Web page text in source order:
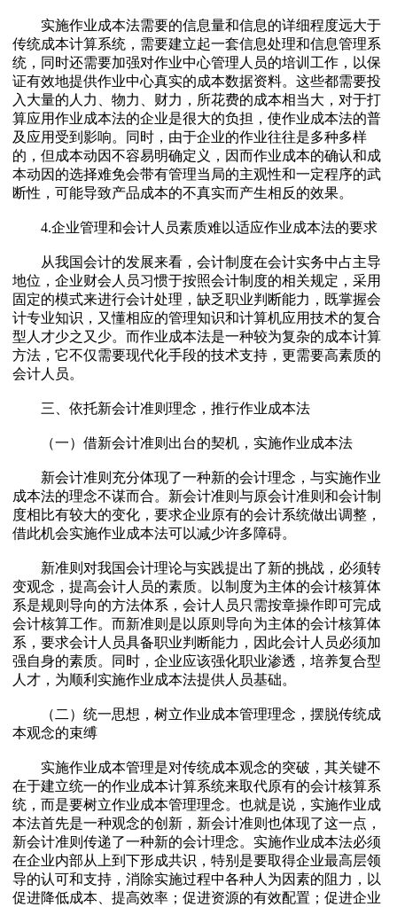
实施作业成本法需要的信息量和信息的详细程度远大于
传统成本计算系统，需要建立起一套信息处理和信息管理系
统，同时还需要加强对作业中心管理人员的培训工作，以保
证有效地提供作业中心真实的成本数据资料。这些都需要投
入大量的人力、物力、财力，所花费的成本相当大，对于打
算应用作业成本法的企业是很大的负担，使作业成本法的普
及应用受到影响。同时，由于企业的作业往往是多种多样
的，但成本动因不容易明确定义，因而作业成本的确认和成
本动因的选择难免会带有管理当局的主观性和一定程序的武
断性，可能导致产品成本的不真实而产生相反的效果。
4.企业管理和会计人员素质难以适应作业成本法的要求
从我国会计的发展来看，会计制度在会计实务中占主导
地位，企业财会人员习惯于按照会计制度的相关规定，采用
固定的模式来进行会计处理，缺乏职业判断能力，既掌握会
计专业知识，又懂相应的管理知识和计算机应用技术的复合
型人才少之又少。而作业成本法是一种较为复杂的成本计算
方法，它不仅需要现代化手段的技术支持，更需要高素质的
会计人员。
三、依托新会计准则理念，推行作业成本法
（一）借新会计准则出台的契机，实施作业成本法
新会计准则充分体现了一种新的会计理念，与实施作业
成本法的理念不谋而合。新会计准则与原会计准则和会计制
度相比有较大的变化，要求企业原有的会计系统做出调整，
借此机会实施作业成本法可以减少许多障碍。
新准则对我国会计理论与实践提出了新的挑战，必须转
变观念，提高会计人员的素质。以制度为主体的会计核算体
系是规则导向的方法体系，会计人员只需按章操作即可完成
会计核算工作。而新准则是以原则导向为主体的会计核算体
系，要求会计人员具备职业判断能力，因此会计人员必须加
强自身的素质。同时，企业应该强化职业渗透，培养复合型
人才，为顺利实施作业成本法提供人员基础。
（二）统一思想，树立作业成本管理理念，摆脱传统成
本观念的束缚
实施作业成本管理是对传统成本观念的突破，其关键不
在于建立统一的作业成本计算系统来取代原有的会计核算系
统，而是要树立作业成本管理理念。也就是说，实施作业成
本法首先是一种观念的创新，新会计准则也体现了这一点，
新会计准则传递了一种新的会计理念。实施作业成本法必须
在企业内部从上到下形成共识，特别是要取得企业最高层领
导的认可和支持，消除实施过程中各种人为因素的阻力，以
促进降低成本、提高效率；促进资源的有效配置；促进企业